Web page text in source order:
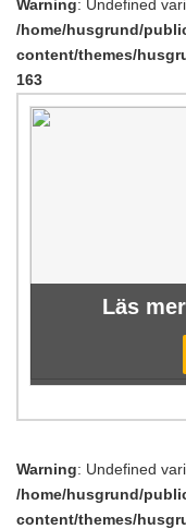
Warning: Undefined
/home/husgrund/
content/themes/
163
Läs
Warning: Undefined
/home/husgrund/
content/themes/